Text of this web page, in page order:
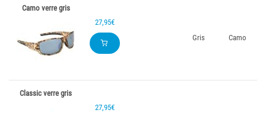
Camo verre gris
27,95€
Gris
Camo
Classic verre gris
27,95€